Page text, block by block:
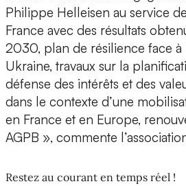
Philippe Helleisen au service
France avec des résultats
2030, plan de résilience face à
Ukraine, travaux sur la
défense des intérêts et des
dans le contexte d’une
en France et en Europe,
AGPB », commente
Restez au courant en temps réel !